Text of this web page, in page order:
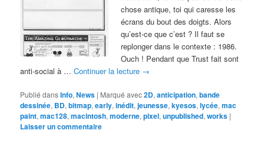
chose antique, toi qui caresse les
écrans du bout des doigts. Alors
qu’est-ce que c’est ? Il faut se
replonger dans le contexte : 1986.
Ouch ! Pendant que Trust fait sont
anti-social à …Continuer la lecture →
Publié dansInfo,News | Marqué avec2D,anticipation,bande
dessinée, BD,bitmap,early,inédit,jeunesse,kyesos,lycée,mac
paint,mac128,macintosh,moderne,pixel,unpublished,works |
Laisser un commentaire